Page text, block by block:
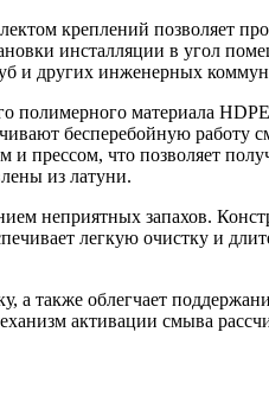
креплений позволяет
инсталляции в угол
и других инженерных
полимерного материала
бесперебойную
и прессом, что позволяет
из латуни.
неприятных запахов.
легкую очистку и
также облегчает
активации смыва